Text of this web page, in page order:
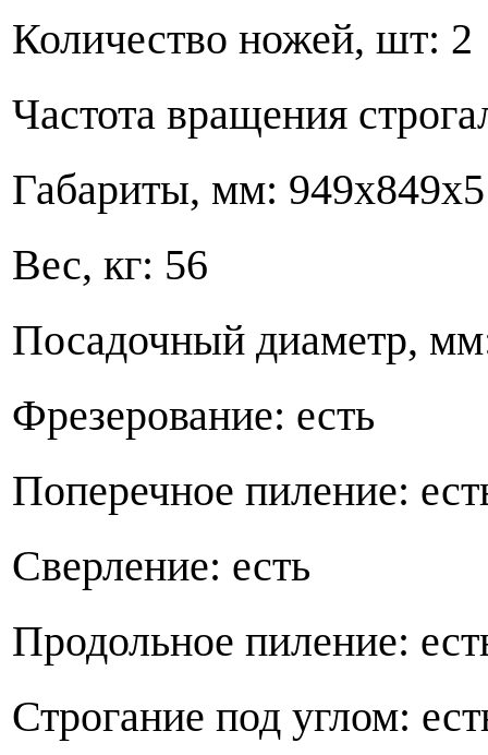
Количество
Частота вращения
Габариты, мм:
Вес, кг: 56
Посадочный
Фрезерование: есть
Поперечное
Сверление: есть
Продольное
Строгание под углом: